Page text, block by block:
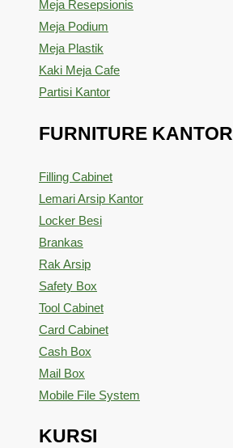
Meja Resepsionis
Meja Podium
Meja Plastik
Kaki Meja Cafe
Partisi Kantor
FURNITURE KANTOR
Filling Cabinet
Lemari Arsip Kantor
Locker Besi
Brankas
Rak Arsip
Safety Box
Tool Cabinet
Card Cabinet
Cash Box
Mail Box
Mobile File System
KURSI